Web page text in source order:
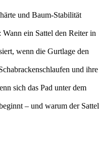
und Baum-Stabilität
ein Sattel den Reiter in
wenn die Gurtlage den
und ihre
sich das Pad unter dem
– und warum der Sattel